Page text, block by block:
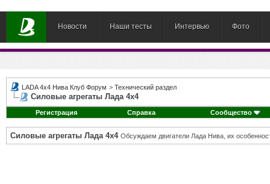
Новости Наши тесты Интервью Фото
LADA 4x4 Нива Клуб Форум > Технический раздел
Силовые агрегаты Лада 4х4
Регистрация Справка Сообщество
Силовые агрегаты Лада 4х4 Обсуждаем двигатели Лада Нива, их